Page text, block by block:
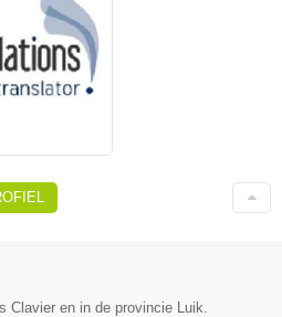
Clavier en in de provincie Luik.